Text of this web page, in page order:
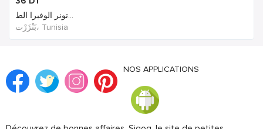
تونر الوفيرا الط...
بَنْزَرْت‎، Tunisia
NOS APPLICATIONS